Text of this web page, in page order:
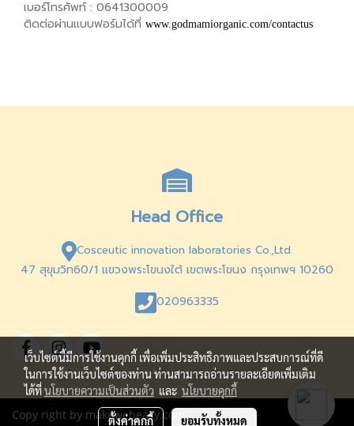
เบอร์โทรศัพท์ : 0641300009
ติดต่อผ่านแบบฟอร์มได้ที่ www.godmamiorganic.com/contactus
Head Office
Cosceutic innovation laboratories Co.,Ltd.
47 สุขุมวิท60/1 แขวงพระโขนงใต้ เขตพระโขนง กรุงเทพฯ 10260
020963335
Copy right by makewebeasy.com
เว็บไซต์นี้มีการใช้งานคุกกี้ เพื่อเพิ่มประสิทธิภาพและประสบการณ์ที่ดี
ในการใช้งานเว็บไซต์ของท่าน ท่านสามารถอ่านรายละเอียดเพิ่มเติม
ได้ที่นโยบายความเป็นส่วนตัว และ นโยบายคุกกี้
ตั้งค่าคุกกี้ ยอมรับทั้งหมด